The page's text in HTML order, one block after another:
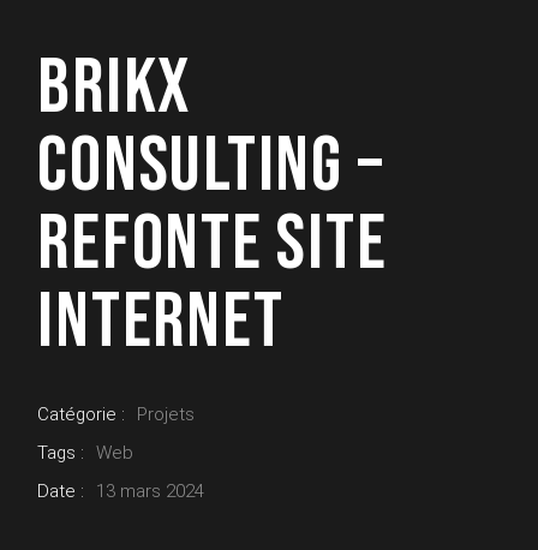
BRIKX
CONSULTING –
REFONTE SITE
INTERNET
Catégorie :
Projets
Tags :
Web
Date :
13 mars 2024